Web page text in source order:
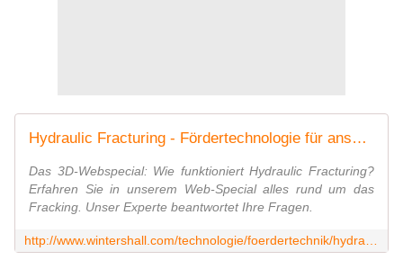
Hydraulic Fracturing - Fördertechnologie für anspruchsvolle Erdgas-Lagerstätten. Unser 3D-Webspecial
Das 3D-Webspecial: Wie funktioniert Hydraulic Fracturing?
Erfahren Sie in unserem Web-Special alles rund um das
Fracking. Unser Experte beantwortet Ihre Fragen.